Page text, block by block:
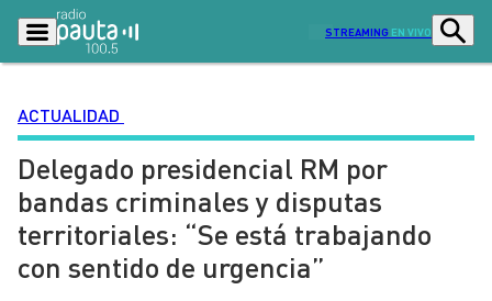
STREAMING EN VIVO
Podcasts Programas
Lo Último
Ciudad Economía
ACTUALIDAD
Delegado presidencial RM por
bandas criminales y disputas
territoriales: “Se está trabajando
con sentido de urgencia”